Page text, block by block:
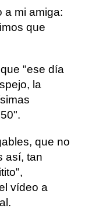
a mi amiga:
que
"ese día
la
que no
así, tan
vídeo a